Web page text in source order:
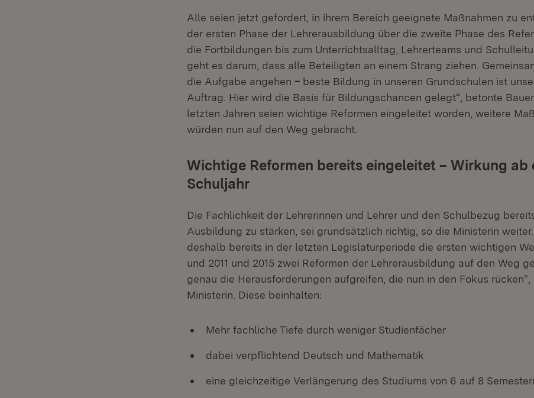
Alle seien jetzt gefordert, in ihrem Bereich geeignete Maßnahmen zu
der ersten Phase der Lehrerausbildung über die zweite Phase des
die Fortbildungen bis zum Unterrichtsalltag, Lehrerteams und
geht es darum, dass alle Beteiligten an einem Strang ziehen.
die Aufgabe angehen – beste Bildung in unseren Grundschulen ist
Auftrag. Hier wird die Basis für Bildungs­chancen gelegt“, betonte
letzten Jahren seien wichtige Reformen eingeleitet worden, weitere
würden nun auf den Weg gebracht.
Wichtige Reformen bereits eingeleitet – Wirkung ab
Schuljahr
Die Fachlichkeit der Lehrerinnen und Lehrer und den Schulbezug
Ausbildung zu stärken, sei grundsätzlich richtig, so die Ministerin weiter.
deshalb bereits in der letzten Legislaturperiode die ersten wichtigen
und 2011 und 2015 zwei Reformen der Lehrerausbildung auf den Weg
genau die Herausforderungen aufgreifen, die nun in den Fokus rücken“,
Ministerin. Diese beinhalten:
Mehr fachliche Tiefe durch weniger Studienfächer
dabei verpflichtend Deutsch und Mathematik
eine gleichzeitige Verlängerung des Studiums von 6 auf 8